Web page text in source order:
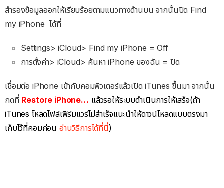
สำรองข้อมูลออกให้เรียบร้อยตามแนวทางด้านบน จากนั้นปิด Find
my iPhone ได้ที่
Settings> iCloud> Find my iPhone = Off
การตั้งค่า> iCloud> ค้นหา iPhone ของฉัน = ปิด
เชื่อมต่อ iPhone เข้ากับคอมพิวเตอร์แล้วเปิด iTunes ขึ้นมา จากนั้น
กดที่ Restore iPhone… แล้วรอให้ระบบดำเนินการให้เสร็จ(ถ้า
iTunes โหลดไฟล์เฟิร์มแวร์ไม่สำเร็จแนะนำให้ดาวน์โหลดแบบตรงมา
เก็บไว้ที่คอมก่อน อ่านวิธีการได้ที่นี่)